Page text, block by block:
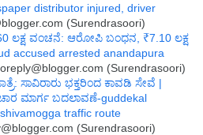
distributor injured, driver
(Surendrasoori)
ಲಕ್ಷ ವಂಚನೆ: ಆರೋಪಿ ಬಂಧನ, ₹7.10 ಲಕ್ಷ
accused arrested anandapura
(Surendrasoori)
ಸಾವಿರಾರು ಭಕ್ತರಿಂದ ಕಾವಡಿ ಸೇವೆ |
ಮಾರ್ಗ ಬದಲಾವಣೆ-guddekal
traffic route
(Surendrasoori)